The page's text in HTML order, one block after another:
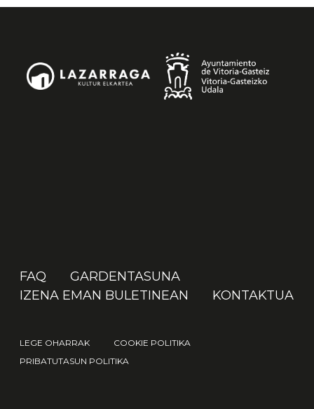
FAQ
GARDENTASUNA
IZENA EMAN BULETINEAN
KONTAKTUA
LEGE OHARRAK
COOKIE POLITIKA
PRIBATUTASUN POLITIKA